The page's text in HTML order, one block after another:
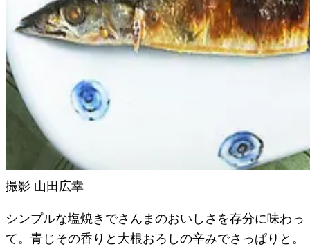
撮影 山田広幸
シンプルな塩焼きでさんまのおいしさを存分に味わっ
て。青じその香りと大根おろしの辛みでさっぱりと。